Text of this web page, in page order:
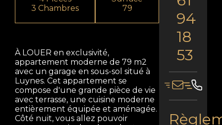
3 Chambres
79
À LOUER en exclusivité,
appartement moderne de 79 m2
avec un garage en sous-sol situé à
Luynes. Cet appartement se
compose d'une grande pièce de vie
avec terrasse, une cuisine moderne
entièrement équipée et aménagée.
Côté nuit, vous allez pouvoir
94
18
53